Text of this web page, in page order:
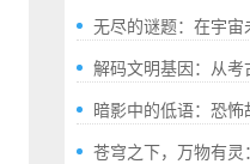
成就的“极限”百科全书
无尽的谜题：在宇
解码文明基因：从考
暗影中的低语：恐
苍穹之下，万物有